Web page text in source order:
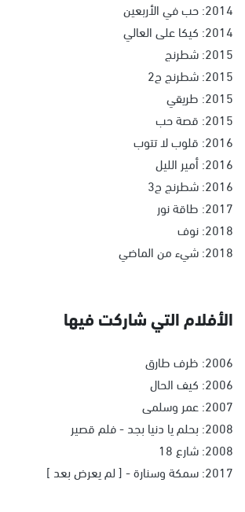
2014: حب في الأربعين
2014: كيكا على العالي
2015: شطرنج
2015: شطرنج ج2
2015: طريقي
2015: قصة حب
2016: قلوب لا تتوب
2016: أمير الليل
2016: شطرنج ج3
2017: طاقة نور
2018: نوف
2018: شيء من الماضي
الأفلام التي شاركت فيها
2006: ظرف طارق
2006: كيف الحال
2007: عمر وسلمى
2008: بحلم يا دنيا بجد - فلم قصير
2008: شارع 18
2017: سمكة وسنارة - [ لم يعرض بعد ]